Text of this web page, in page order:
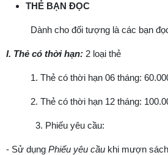
THẺ BẠN ĐỌC
Dành cho đối tượng là các bạn đọc
I. Thẻ có thời hạn: 2 loại thẻ
1. Thẻ có thời hạn 06 tháng:
2. Thẻ có thời hạn 12 tháng:
3. Phiếu yêu cầu:
- Sử dụng Phiếu yêu cầu khi mượn sách